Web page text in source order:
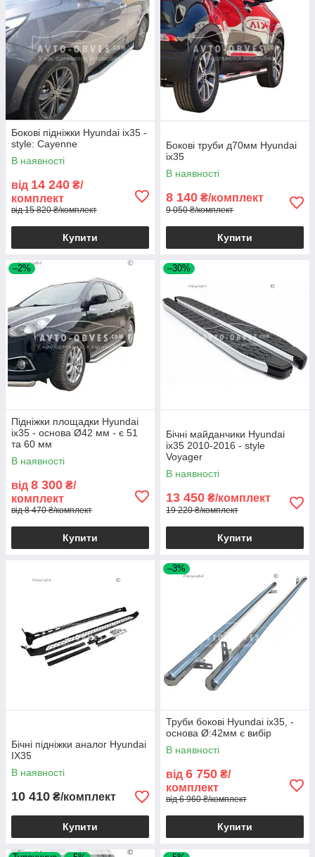
Бокові підніжки Hyundai ix35 -
style: Cayenne
В наявності
від 14 240 ₴/
комплект
від 15 820 ₴/комплект
Купити
Бокові труби д70мм Hyundai
ix35
В наявності
8 140 ₴/комплект
9 050 ₴/комплект
Купити
–2%
Підніжки площадки Hyundai
ix35 - основа Ø42 мм - є 51
та 60 мм
В наявності
від 8 300 ₴/
комплект
від 8 470 ₴/комплект
Купити
–30%
Бічні майданчики Hyundai
ix35 2010-2016 - style
Voyager
В наявності
13 450 ₴/комплект
19 220 ₴/комплект
Купити
Бічні підніжки аналог Hyundai
IX35
В наявності
10 410 ₴/комплект
Купити
–3%
Труби бокові Hyundai ix35, -
основа Ø:42мм є вибір
В наявності
від 6 750 ₴/
комплект
від 6 960 ₴/комплект
Купити